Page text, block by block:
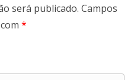
será publicado. Campos
*